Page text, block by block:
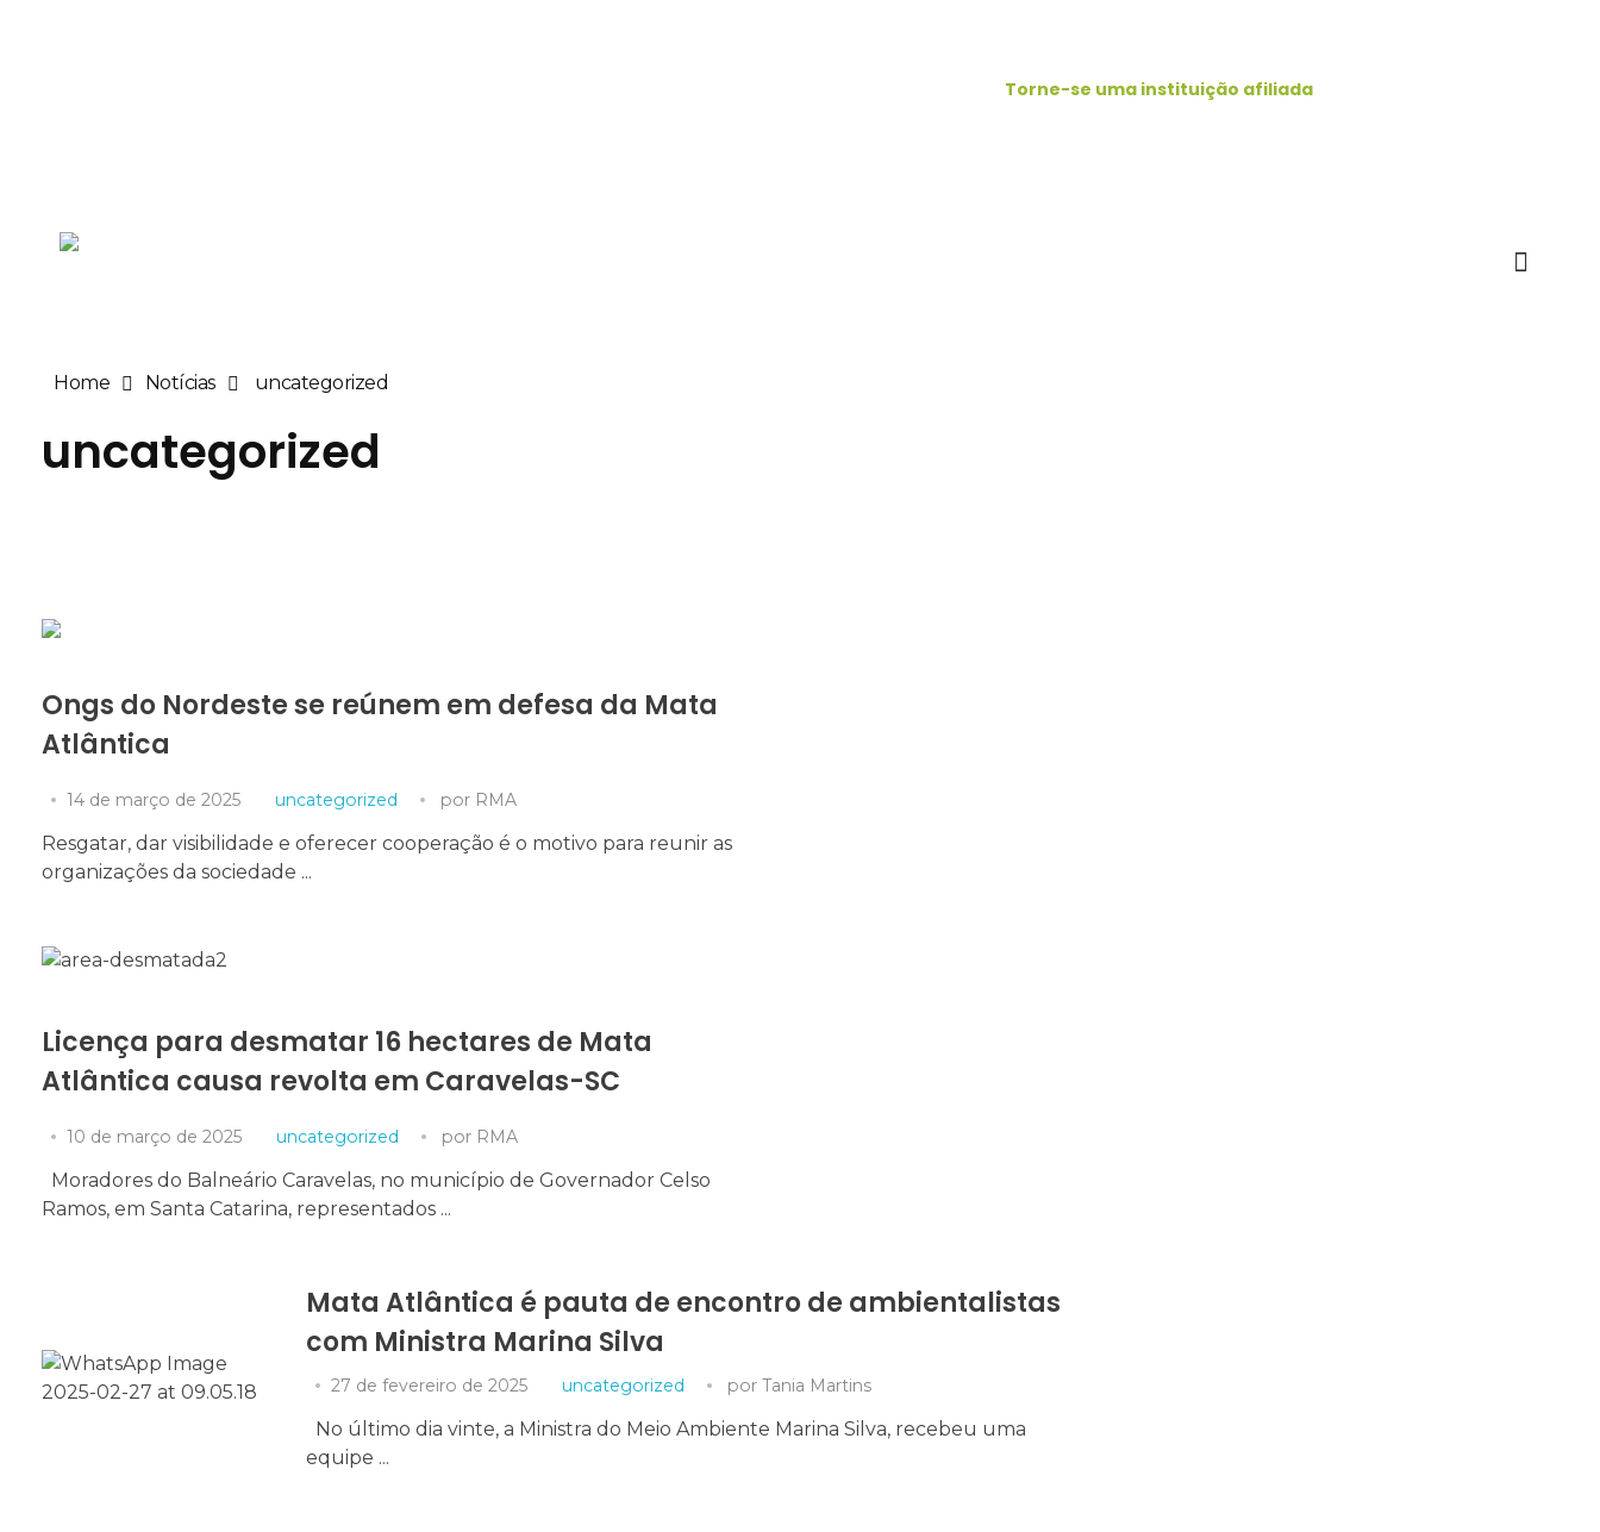
Torne-se uma instituição afiliada
Home Notícias uncategorized
uncategorized
Ongs do Nordeste se reúnem em defesa da Mata
Atlântica
14 de março de 2025 uncategorized por RMA
Resgatar, dar visibilidade e oferecer cooperação é o motivo para reunir as
organizações da sociedade ...
Licença para desmatar 16 hectares de Mata
Atlântica causa revolta em Caravelas-SC
10 de março de 2025 uncategorized por RMA
Moradores do Balneário Caravelas, no município de Governador Celso
Ramos, em Santa Catarina, representados ...
Mata Atlântica é pauta de encontro de ambientalistas
com Ministra Marina Silva
27 de fevereiro de 2025 uncategorized por Tania Martins
No último dia vinte, a Ministra do Meio Ambiente Marina Silva, recebeu uma
equipe ...
Necessário
Esses cookies
opcionais. São
necessários
para o
funcionamento
do site.
Estatísticas
melhorar a
funcionalidade
e a estrutura
do site, com
como o site é
possível
durante a sua
visita. Se você